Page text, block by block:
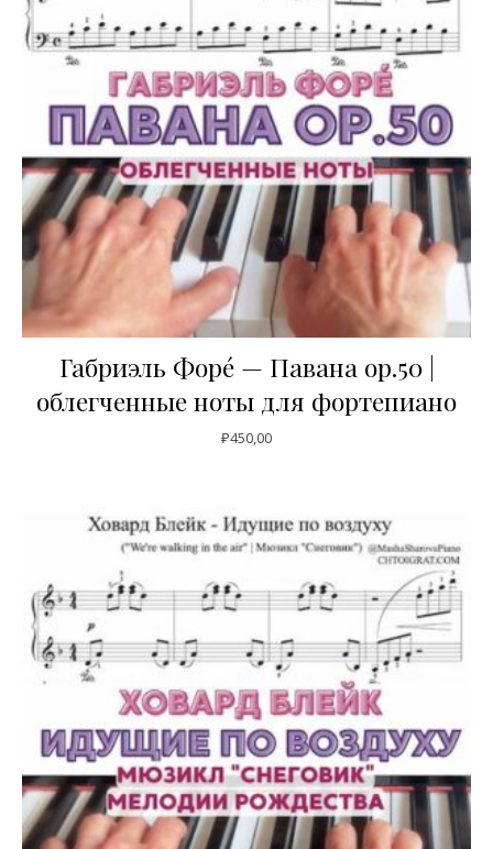
Габриэль Форé — Павана op.50 |
облегченные ноты для фортепиано
₽450,00